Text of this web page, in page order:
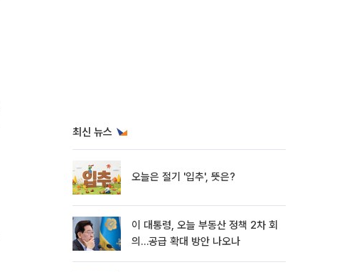
최신 뉴스
오늘은 절기 '입추', 뜻은?
이 대통령, 오늘 부동산 정책 2차 회
의…공급 확대 방안 나오나